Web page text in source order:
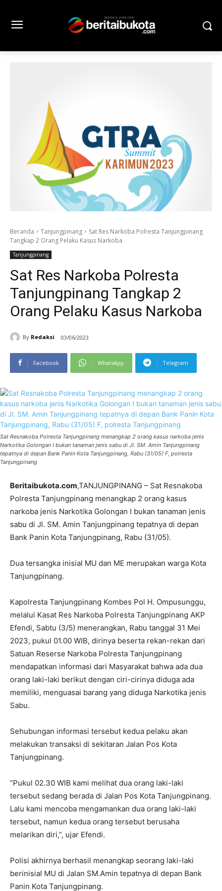
Beranda Tanjungpinang
Sat Res Narkoba Polresta Tanjungpinang
Tangkap 2 Orang Pelaku Kasus Narkoba
Tanjungpinang
Sat Res Narkoba Polresta
Tanjungpinang Tangkap 2
Orang Pelaku Kasus Narkoba
By Redaksi 03/06/2023
Facebook WhatsApp Telegram
Sat Resnakoba Polresta Tanjungpinang menangkap 2 orang kasus narkoba jenis
Narkotika Golongan I bukan tanaman jenis sabu di Jl. SM. Amin Tanjungpinang
tepatnya di depan Bank Panin Kota Tanjungpinang, Rabu (31/05) F, polresta
Tanjungpinang
Beritaibukota.com,TANJUNGPINANG – Sat Resnakoba
Polresta Tanjungpinang menangkap 2 orang kasus
narkoba jenis Narkotika Golongan I bukan tanaman jenis
sabu di Jl. SM. Amin Tanjungpinang tepatnya di depan
Bank Panin Kota Tanjungpinang, Rabu (31/05).
Dua tersangka inisial MU dan ME merupakan warga Kota
Tanjungpinang.
Kapolresta Tanjungpinang Kombes Pol H. Ompusunggu,
melalui Kasat Res Narkoba Polresta Tanjungpinang AKP
Efendi, Sabtu (3/5) menerangkan, Rabu tanggal 31 Mei
2023, pukul 01.00 WIB, dirinya beserta rekan-rekan dari
Satuan Reserse Narkoba Polresta Tanjungpinang
mendapatkan informasi dari Masyarakat bahwa ada dua
orang laki-laki berikut dengan ciri-cirinya diduga ada
memiliki, menguasai barang yang diduga Narkotika jenis
Sabu.
Sehubungan informasi tersebut kedua pelaku akan
melakukan transaksi di sekitaran Jalan Pos Kota
Tanjungpinang.
“Pukul 02.30 WIB kami melihat dua orang laki-laki
tersebut sedang berada di Jalan Pos Kota Tanjungpinang.
Lalu kami mencoba mengamankan dua orang laki-laki
tersebut, namun kedua orang tersebut berusaha
melarikan diri,”, ujar Efendi.
Polisi akhirnya berhasil menangkap seorang laki-laki
berinisial MU di Jalan SM.Amin tepatnya di depan Bank
Panin Kota Tanjungpinang.